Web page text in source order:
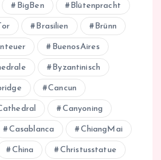
BigBen Blütenpracht
Brasilien Brünn
BuenosAires
Byzantinisch
Cancun
Canyoning
Casablanca ChiangMai
China Christusstatue